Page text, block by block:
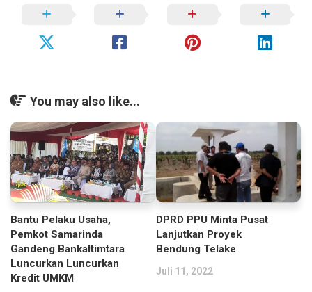
You may also like...
Bantu Pelaku Usaha,
Pemkot Samarinda
Gandeng Bankaltimtara
Luncurkan Luncurkan
Kredit UMKM
DPRD PPU Minta Pusat
Lanjutkan Proyek
Bendung Telake
Juli 11, 2022